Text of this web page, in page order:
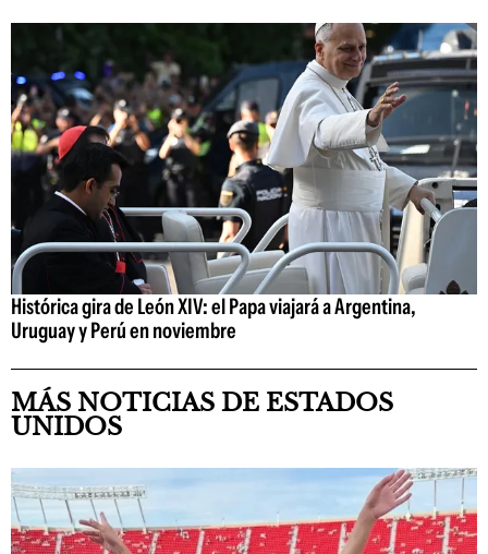
Histórica gira de León XIV: el Papa viajará a Argentina,
Uruguay y Perú en noviembre
MÁS NOTICIAS DE ESTADOS
UNIDOS